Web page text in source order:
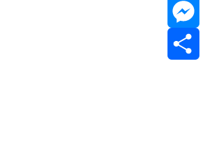
Telegram
Messenger